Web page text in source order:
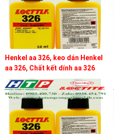
Henkel aa 326, keo dán Henkel
aa 326, Chất kết dính aa 326